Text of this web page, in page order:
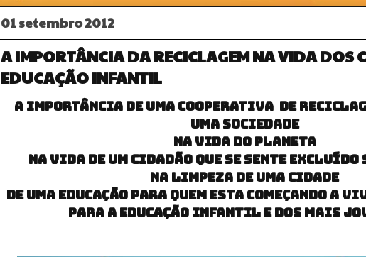
01 setembro 2012
A IMPORTÂNCIA DA RECICLAGEM NA VIDA DOS
EDUCAÇÃO INFANTIL
A importância de uma cooperativa de
uma sociedade
Na vida do planeta
Na vida de um cidadão que se sente
na limpeza de uma cidade
de uma educação para quem esta começando a
para a educação infantil e dos mais